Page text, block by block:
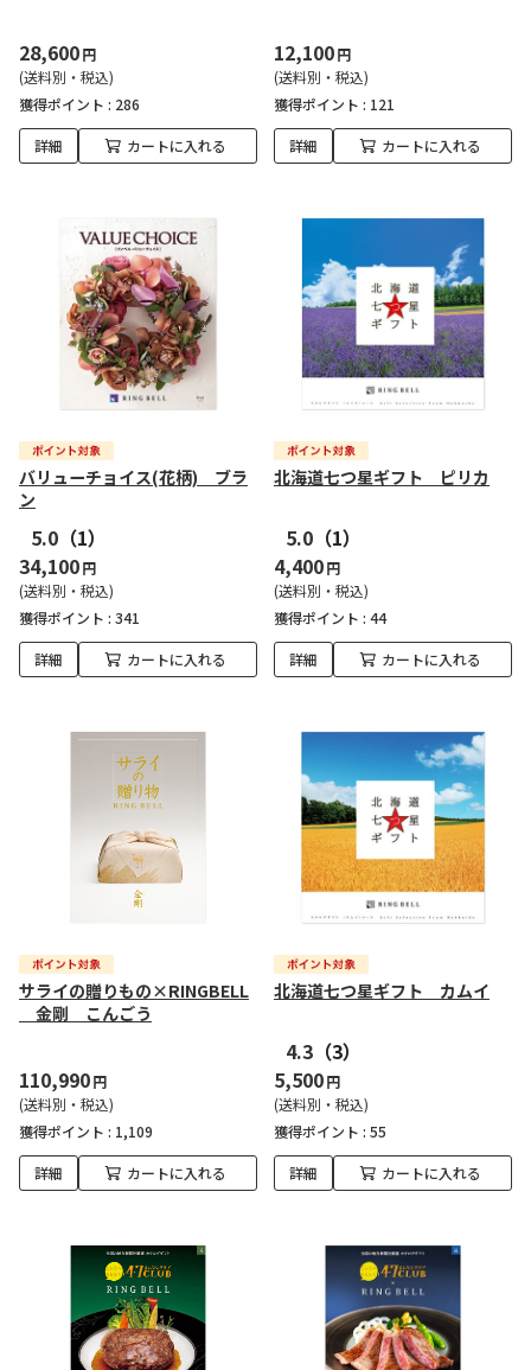
28,600円
(送料別・税込)
獲得ポイント : 286
詳細 カートに入れる
12,100円
(送料別・税込)
獲得ポイント : 121
詳細 カートに入れる
バリューチョイス(花柄) ブラ
ン
5.0 （1）
34,100円
(送料別・税込)
獲得ポイント : 341
詳細 カートに入れる
北海道七つ星ギフト ピリカ
5.0 （1）
4,400円
(送料別・税込)
獲得ポイント : 44
詳細 カートに入れる
サライの贈りもの×RINGBELL
金剛 こんごう
110,990円
(送料別・税込)
獲得ポイント : 1,109
詳細 カートに入れる
北海道七つ星ギフト カムイ
4.3 （3）
5,500円
(送料別・税込)
獲得ポイント : 55
詳細 カートに入れる